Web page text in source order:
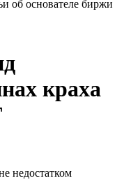
краха
недостатком